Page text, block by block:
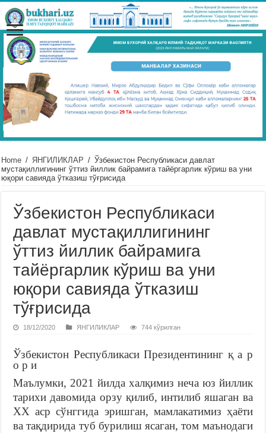
Home / ЯНГИЛИКЛАР / Ўзбекистон Республикаси давлат
мустақиллигининг ўттиз йиллик байрамига тайёргарлик кўриш ва уни
юқори савияда ўтказиш тўғрисида
Ўзбекистон Республикаси
давлат мустақиллигининг
ўттиз йиллик байрамига
тайёргарлик кўриш ва уни
юқори савияда ўтказиш
тўғрисида
18/12/2020 ЯНГИЛИКЛАР 744 кўрилган
Ўзбекистон Республикаси Президентининг қ а р
о р и
Маълумки, 2021 йилда халқимиз неча юз йиллик
тарихи давомида орзу қилиб, интилиб яшаган ва
ХХ аср сўнггида эришган, мамлакатимиз ҳаёти
ва тақдирида туб бурилиш ясаган, том маънодаги